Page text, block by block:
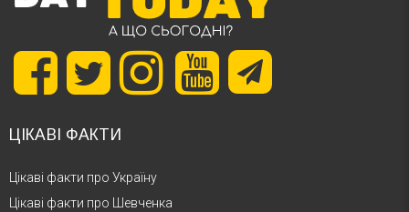
ЦІКАВІ ФАКТИ
Цікаві факти про Україну
Цікаві факти про Шевченка